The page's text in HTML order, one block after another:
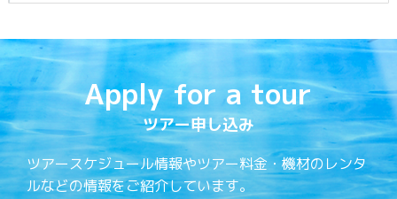
Apply for a tour
ツアー申し込み
ツアースケジュール情報やツアー料金・機材のレンタ
ルなどの情報をご紹介しています。